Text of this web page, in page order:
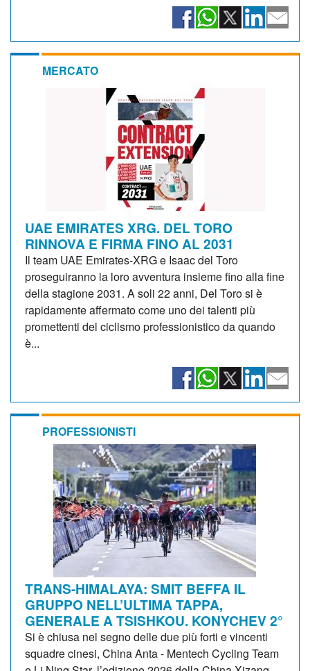
MERCATO
UAE EMIRATES XRG. DEL TORO
RINNOVA E FIRMA FINO AL 2031
Il team UAE Emirates-XRG e Isaac del Toro
proseguiranno la loro avventura insieme fino alla fine
della stagione 2031. A soli 22 anni, Del Toro si è
rapidamente affermato come uno dei talenti più
promettenti del ciclismo professionistico da quando
è...
PROFESSIONISTI
TRANS-HIMALAYA: SMIT BEFFA IL
GRUPPO NELL’ULTIMA TAPPA,
GENERALE A TSISHKOU. KONYCHEV 2°
Si è chiusa nel segno delle due più forti e vincenti
squadre cinesi, China Anta - Mentech Cycling Team